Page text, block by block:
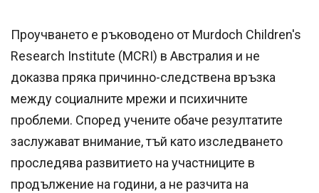
Проучването е ръководено от Murdoch Children's
Research Institute (MCRI) в Австралия и не
доказва пряка причинно-следствена връзка
между социалните мрежи и психичните
проблеми. Според учените обаче резултатите
заслужават внимание, тъй като изследването
проследява развитието на участниците в
продължение на години, а не разчита на